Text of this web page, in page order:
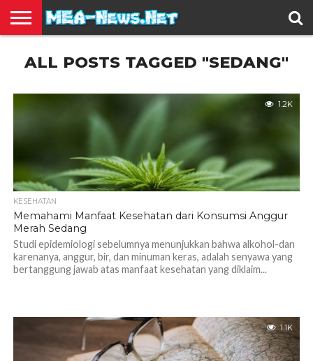
TERBARU
EDUKASI
HIBURAN
INSPIRASI
KESEHATAN
KULINER
OLAH
RAGA
OTOMOTIF
TRAVEL
JUAL
BELI
ALL POSTS TAGGED "SEDANG"
1.2K
KESEHATAN
Memahami Manfaat Kesehatan dari Konsumsi Anggur
Merah Sedang
Studi epidemiologi sebelumnya menunjukkan bahwa alkohol-dan
karenanya, anggur, bir, dan minuman keras, adalah senyawa yang
bertanggung jawab atas manfaat kesehatan yang diklaim...
1.1K